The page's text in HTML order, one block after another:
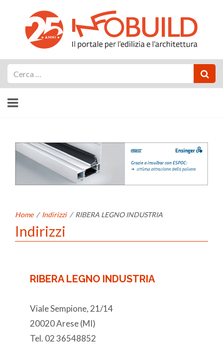
Home / Indirizzi / RIBERA LEGNO INDUSTRIA
Indirizzi
RIBERA LEGNO INDUSTRIA
Viale Sempione, 21/14
20020 Arese (MI)
Tel. 02 36548852